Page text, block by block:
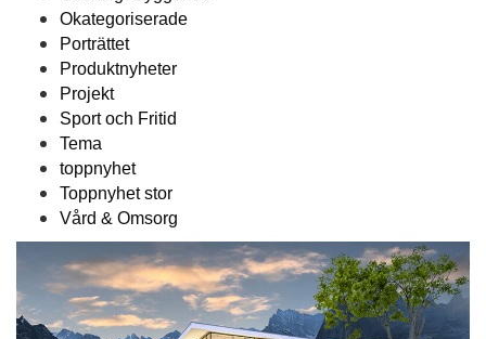
Okategoriserade
Porträttet
Produktnyheter
Projekt
Sport och Fritid
Tema
toppnyhet
Toppnyhet stor
Vård & Omsorg